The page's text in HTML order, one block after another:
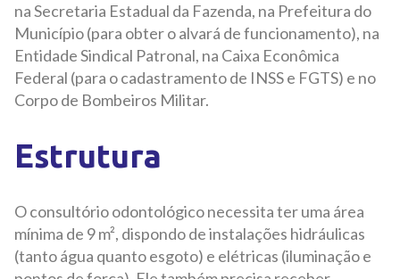
na Secretaria Estadual da Fazenda, na Prefeitura do
Município (para obter o alvará de funcionamento), na
Entidade Sindical Patronal, na Caixa Econômica
Federal (para o cadastramento de INSS e FGTS) e no
Corpo de Bombeiros Militar.
Estrutura
O consultório odontológico necessita ter uma área
mínima de 9 m², dispondo de instalações hidráulicas
(tanto água quanto esgoto) e elétricas (iluminação e